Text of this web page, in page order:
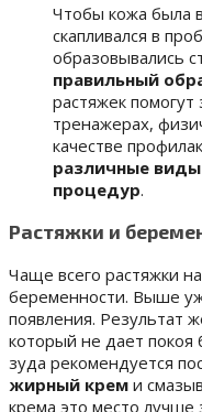
Чтобы кожа была
скапливался в
образовывались
правильный
растяжек помогут
тренажерах,
качестве
различные
процедур.
Растяжки и
Чаще всего растяжки
беременности. Выше
появления. Результат
который не дает
зуда рекомендуется
жирный крем и
крема это место лучше